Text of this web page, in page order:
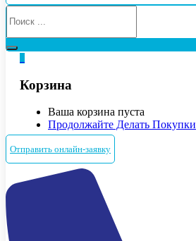
Корзина
Ваша корзина пуста
Продолжайте Делать Покупки
Отправить онлайн-заявку